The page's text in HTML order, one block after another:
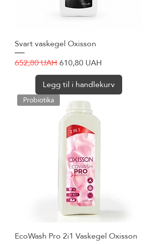
Svart vaskegel Oxisson
Vanlig pris
652,80 UAHSalgspris
610,80 UAH
Legg til i handlekurv
Probiotika
EcoWash Pro 2i1 Vaskegel Oxisson